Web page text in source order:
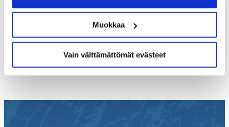
Muokkaa
Vain välttämättömät evästeet